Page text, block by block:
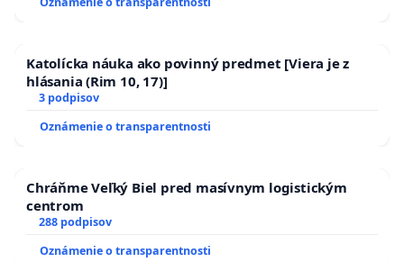
Katolícka náuka ako povinný predmet [Viera je z
hlásania (Rim 10, 17)]
3 podpisov
Oznámenie o transparentnosti
Chráňme Veľký Biel pred masívnym logistickým
centrom
288 podpisov
Oznámenie o transparentnosti